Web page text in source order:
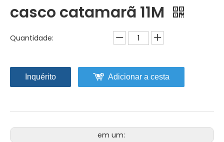
casco catamarã 11M
Quantidade:
Inquérito Adicionar a cesta
em um: